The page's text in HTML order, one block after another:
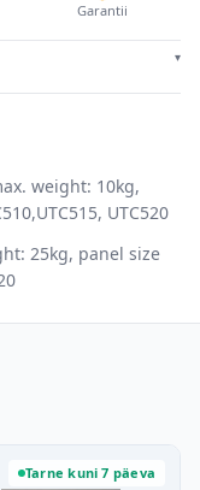
Garantii
▾
weight: 10kg,
UTC520
25kg, panel size
Tarne kuni 7 päeva